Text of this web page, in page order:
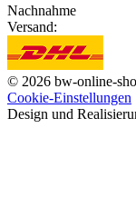
Nachnahme
Versand:
© 2026 bw-online-
Cookie-Einstellungen
Design und